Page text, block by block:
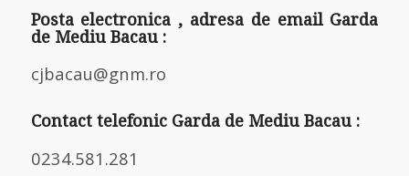
Posta electronica , adresa de email Garda
de Mediu Bacau :
cjbacau@gnm.ro
Contact telefonic Garda de Mediu Bacau :
0234.581.281